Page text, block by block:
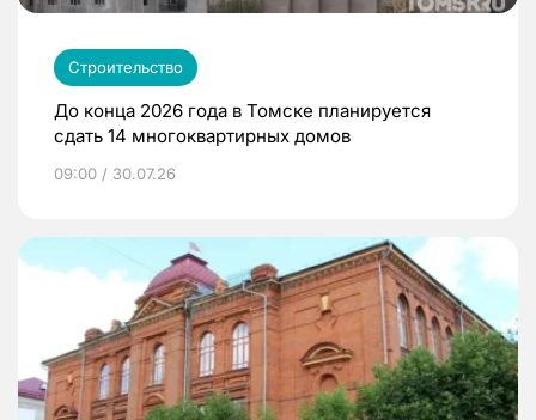
Строительство
До конца 2026 года в Томске планируется
сдать 14 многоквартирных домов
09:00 / 30.07.26